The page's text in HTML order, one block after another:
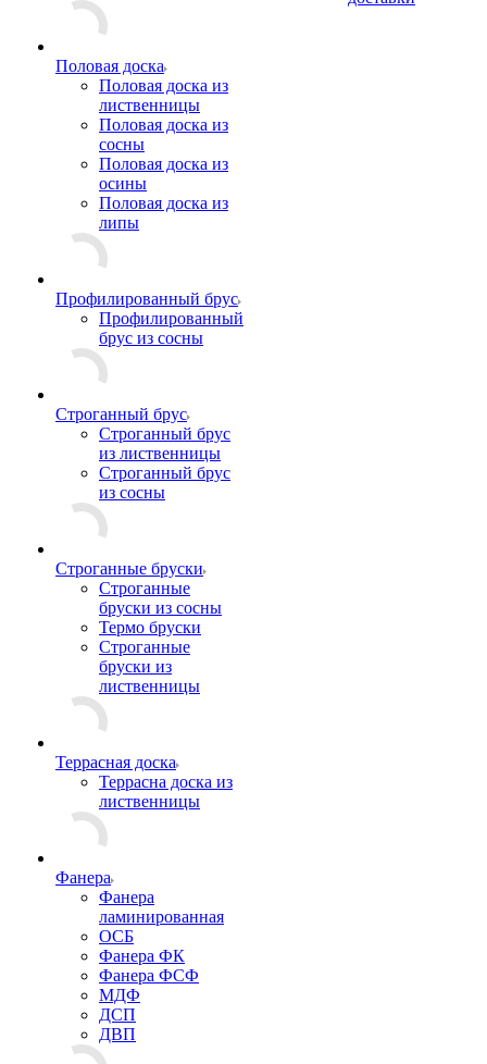
Половая доска
Половая доска из
лиственницы
Половая доска из
сосны
Половая доска из
осины
Половая доска из
липы
Профилированный брус
Профилированный
брус из сосны
Строганный брус
Строганный брус
из лиственницы
Строганный брус
из сосны
Строганные бруски
Строганные
бруски из сосны
Термо бруски
Строганные
бруски из
лиственницы
Террасная доска
Террасна доска из
лиственницы
Фанера
Фанера
ламинированная
ОСБ
Фанера ФК
Фанера ФСФ
МДФ
ДСП
ДВП